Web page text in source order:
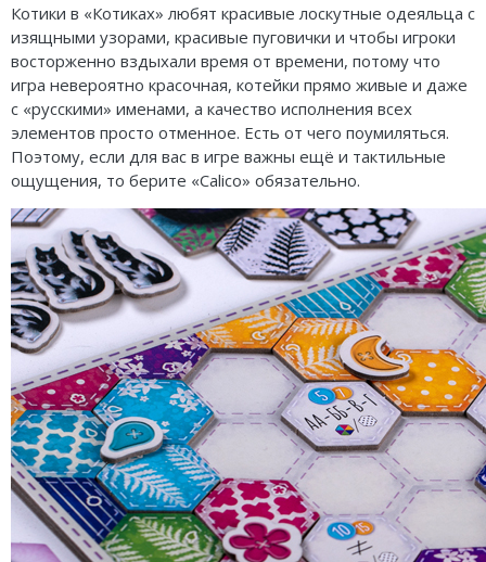
Котики в «Котиках» любят красивые лоскутные одеяльца с
изящными узорами, красивые пуговички и чтобы игроки
восторженно вздыхали время от времени, потому что
игра невероятно красочная, котейки прямо живые и даже
с «русскими» именами, а качество исполнения всех
элементов просто отменное. Есть от чего поумиляться.
Поэтому, если для вас в игре важны ещё и тактильные
ощущения, то берите «Calico» обязательно.